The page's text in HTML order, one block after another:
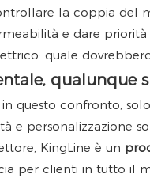
la coppia del
e dare
qualunque
questo confronto,
e personalizzazione
KingLine è un
per clienti in tutto il